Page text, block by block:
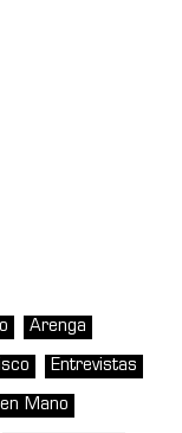
Arenga
Entrevistas
Mano